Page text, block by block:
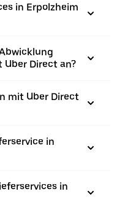
in Erpolzheim
Direct an?
mit Uber Direct
in
in